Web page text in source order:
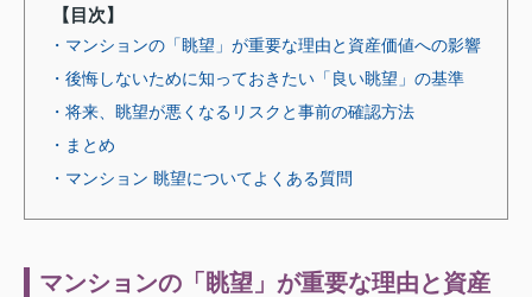
【目次】
・マンションの「眺望」が重要な理由と資産価値への影響
・後悔しないために知っておきたい「良い眺望」の基準
・将来、眺望が悪くなるリスクと事前の確認方法
・まとめ
・マンション 眺望についてよくある質問
マンションの「眺望」が重要な理由と資産